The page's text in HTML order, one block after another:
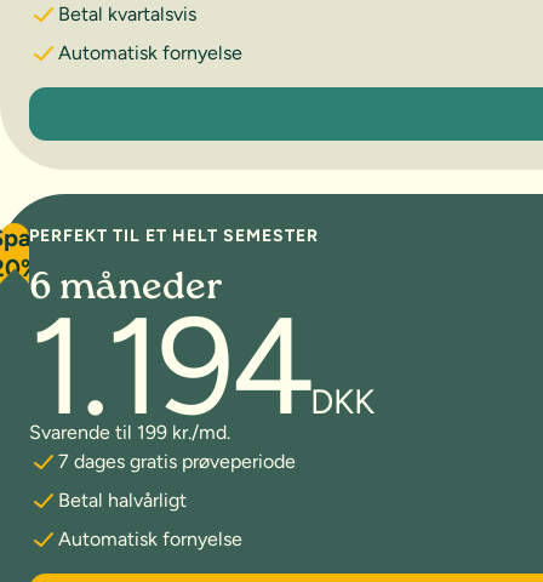
Betal kvartalsvis
Automatisk fornyelse
3 måneder
PERFEKT TIL ET HELT SEMESTER
6 måneder
1.194DKK
Svarende til 199 kr./md.
7 dages gratis prøveperiode
Betal halvårligt
Automatisk fornyelse